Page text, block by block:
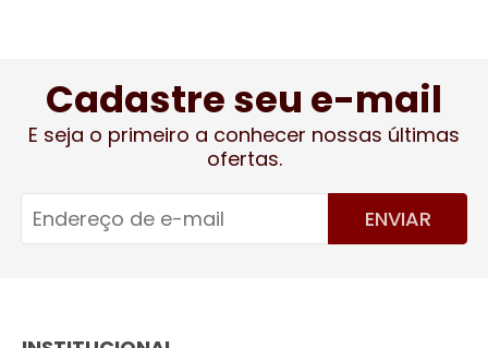
Cadastre seu e-mail
E seja o primeiro a conhecer nossas últimas
ofertas.
ENVIAR